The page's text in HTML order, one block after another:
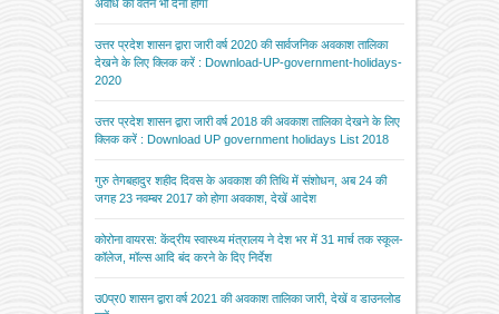
अवधि का वेतन भी देना होगा
उत्तर प्रदेश शासन द्वारा जारी वर्ष 2020 की सार्वजनिक अवकाश तालिका
देखने के लिए क्लिक करें : Download-UP-government-holidays-
2020
उत्तर प्रदेश शासन द्वारा जारी वर्ष 2018 की अवकाश तालिका देखने के लिए
क्लिक करें : Download UP government holidays List 2018
गुरु तेगबहादुर शहीद दिवस के अवकाश की तिथि में संशोधन, अब 24 की
जगह 23 नवम्बर 2017 को होगा अवकाश, देखें आदेश
कोरोना वायरस: केंद्रीय स्वास्थ्य मंत्रालय ने देश भर में 31 मार्च तक स्कूल-
कॉलेज, मॉल्स आदि बंद करने के दिए निर्देश
उ0प्र0 शासन द्वारा वर्ष 2021 की अवकाश तालिका जारी, देखें व डाउनलोड